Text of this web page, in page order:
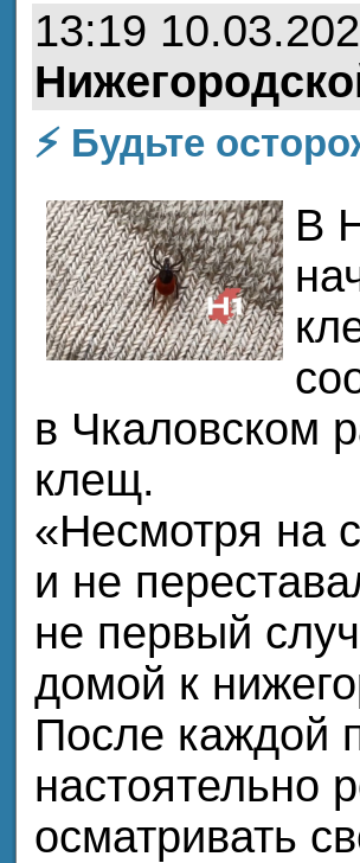
13:19
⚡ Будьте
В
в Чкаловском
клещ.
«Несмотря на
и не
не первый
домой к
После каждой
настоятельно
осматривать